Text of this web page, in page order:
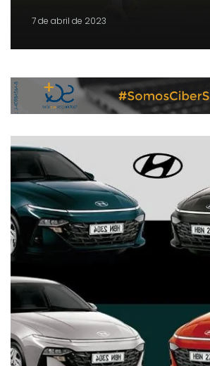
7 de abril de 2023